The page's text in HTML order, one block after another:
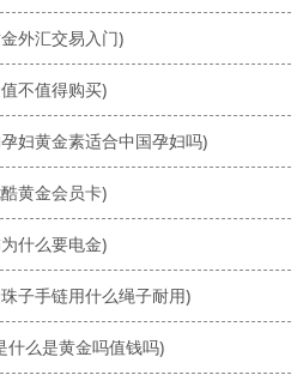
外汇交易入门)
不值得购买)
妇黄金素适合中国孕妇吗)
黄金会员卡)
什么要电金)
子手链用什么绳子耐用)
什么是黄金吗值钱吗)